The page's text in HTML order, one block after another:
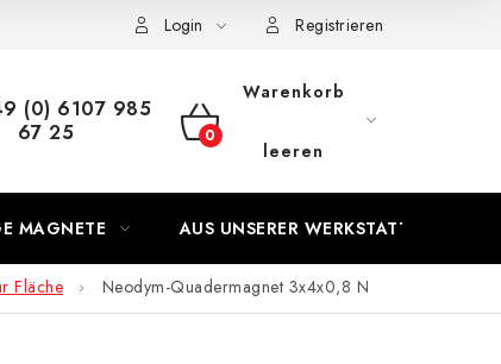
Login Registrieren
(0) 6107 985
67 25
WARENKORB
Warenkorb
leeren
MAGNETE AUS UNSERER WERKSTATT
Fläche
Neodym-Quadermagnet 3x4x0,8 N